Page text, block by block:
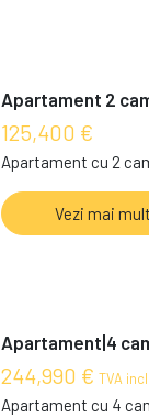
Apartament 2
125,400 €
Apartament cu 2
Vezi mai
Apartament|4
244,990 € TVA
Apartament cu 4